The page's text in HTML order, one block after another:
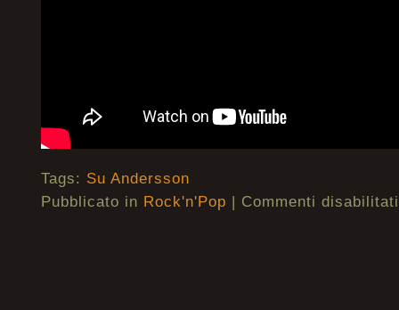
Tags: Su Andersson
Pubblicato in Rock'n'Pop | Commenti disabilitati